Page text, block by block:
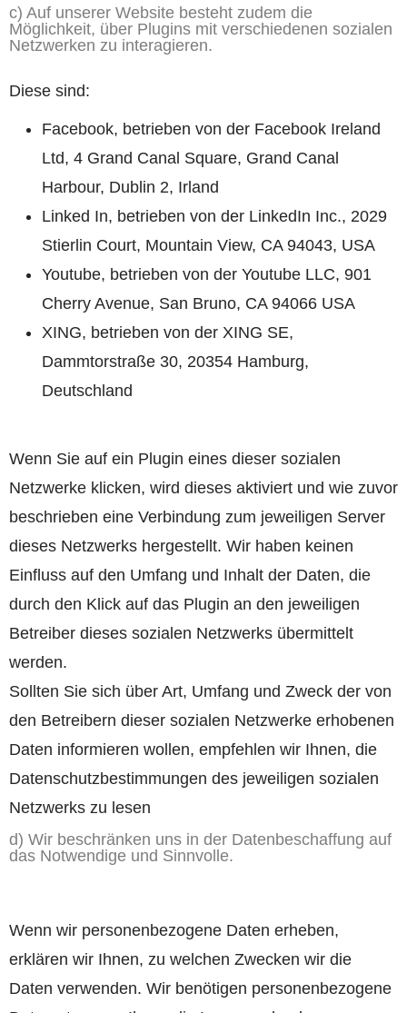
c) Auf unserer Website besteht zudem die
Möglichkeit, über Plugins mit verschiedenen sozialen
Netzwerken zu interagieren.
Diese sind:
Facebook, betrieben von der Facebook Ireland
Ltd, 4 Grand Canal Square, Grand Canal
Harbour, Dublin 2, Irland
Linked In, betrieben von der LinkedIn Inc., 2029
Stierlin Court, Mountain View, CA 94043, USA
Youtube, betrieben von der Youtube LLC, 901
Cherry Avenue, San Bruno, CA 94066 USA
XING, betrieben von der XING SE,
Dammtorstraße 30, 20354 Hamburg,
Deutschland
Wenn Sie auf ein Plugin eines dieser sozialen
Netzwerke klicken, wird dieses aktiviert und wie zuvor
beschrieben eine Verbindung zum jeweiligen Server
dieses Netzwerks hergestellt. Wir haben keinen
Einfluss auf den Umfang und Inhalt der Daten, die
durch den Klick auf das Plugin an den jeweiligen
Betreiber dieses sozialen Netzwerks übermittelt
werden.
Sollten Sie sich über Art, Umfang und Zweck der von
den Betreibern dieser sozialen Netzwerke erhobenen
Daten informieren wollen, empfehlen wir Ihnen, die
Datenschutzbestimmungen des jeweiligen sozialen
Netzwerks zu lesen
d) Wir beschränken uns in der Datenbeschaffung auf
das Notwendige und Sinnvolle.
Wenn wir personenbezogene Daten erheben,
erklären wir Ihnen, zu welchen Zwecken wir die
Daten verwenden. Wir benötigen personenbezogene